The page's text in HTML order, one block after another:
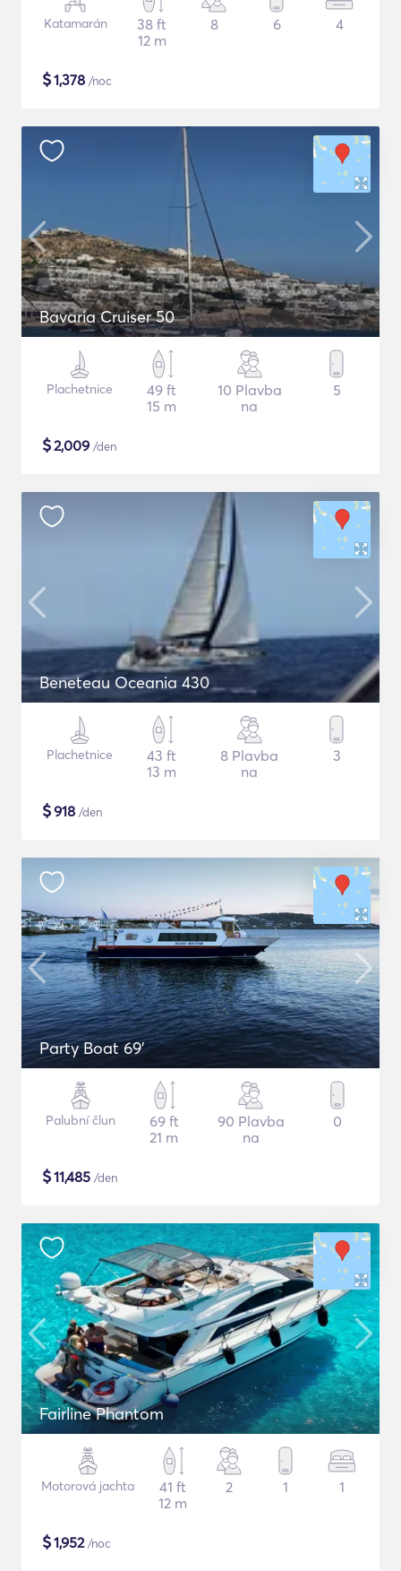
Katamarán
38 ft
12 m
8 6 4
$1,378 /noc
Bavaria Cruiser 50
Plachetnice
49 ft
15 m
10 Plavba
na
5
$2,009 /den
Beneteau Oceania 430
Plachetnice
43 ft
13 m
8 Plavba
na
3
$918 /den
Party Boat 69'
Palubní člun
69 ft
21 m
90 Plavba
na
0
$11,485 /den
Fairline Phantom
Motorová jachta
41 ft
12 m
2 1 1
$1,952/noc